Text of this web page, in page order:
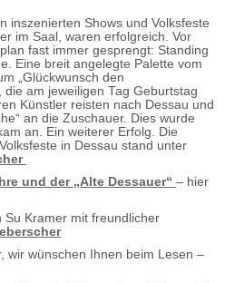
inszenierten Shows und Volksfeste
im Saal, waren erfolgreich. Vor
fast immer gesprengt: Standing
Eine breit angelegte Palette vom
„Glückwunsch den
am jeweiligen Tag Geburtstag
Künstler reisten nach Dessau und
an die Zuschauer. Dies wurde
an. Ein weiterer Erfolg. Die
in Dessau stand unter
und der „Alte Dessauer“ – hier
Su Kramer mit freundlicher
wir wünschen Ihnen beim Lesen –